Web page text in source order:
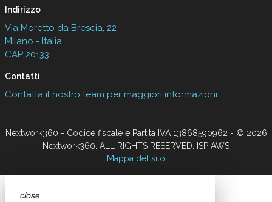
Indirizzo
Via Moretto da Brescia, 22
Milano - Italia
CAP 20133
Contatti
Contatta il nostro team per maggiori informazioni
Nextwork360 - Codice fiscale e Partita IVA 13868590962 - © 2026
Nextwork360. ALL RIGHTS RESERVED. ISP AWS
Mappa del sito
close